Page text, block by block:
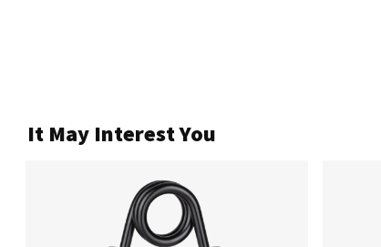
It May Interest You